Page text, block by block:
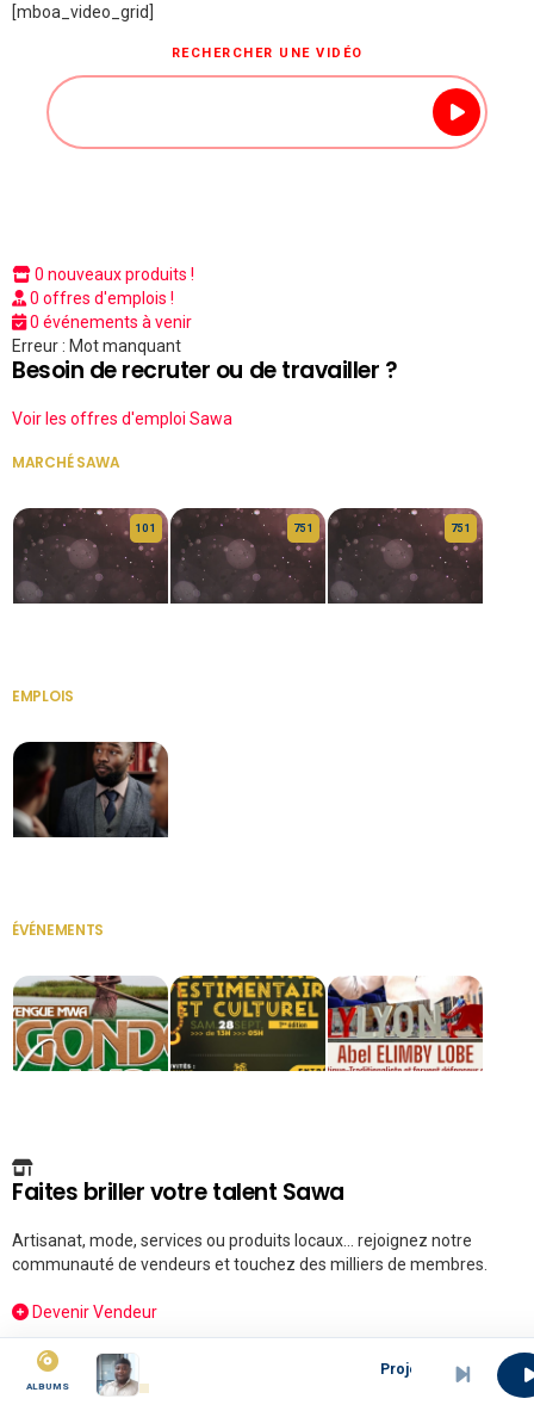
[mboa_video_grid]
RECHERCHER UNE VIDÉO
0 nouveaux produits !
0 offres d'emplois !
0 événements à venir
Erreur : Mot manquant
Besoin de recruter ou de travailler ?
Voir les offres d'emploi Sawa
MARCHÉ SAWA
10 1 75 1 75 1
EMPLOIS
ÉVÉNEMENTS
Faites briller votre talent Sawa
Artisanat, mode, services ou produits locaux... rejoignez notre
communauté de vendeurs et touchez des milliers de membres.
Devenir Vendeur
Espace Partenaire
ALBUMS
Projet Pierre Njoh